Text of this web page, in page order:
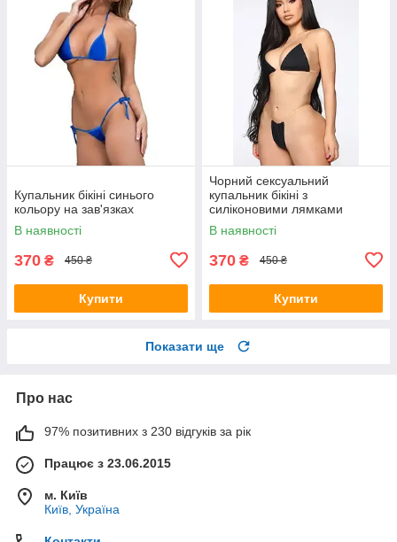
Купальник бікіні синього
кольору на зав'язках
В наявності
370 ₴ 450 ₴
Купити
Чорний сексуальний
купальник бікіні з
силіконовими лямками
чорного кольору
В наявності
370 ₴ 450 ₴
Купити
Показати ще
Про нас
97% позитивних з 230 відгуків за рік
Працює з 23.06.2015
м. Київ
Київ, Україна